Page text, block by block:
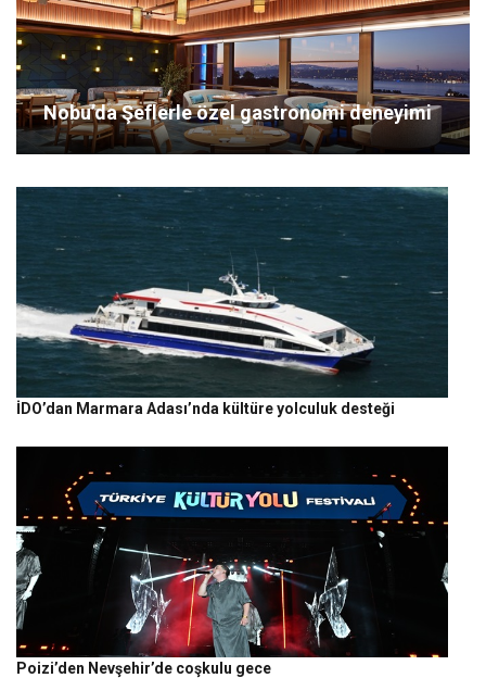
Nobu’da Şeflerle özel gastronomi deneyimi
İDO’dan Marmara Adası’nda kültüre yolculuk desteği
Poizi’den Nevşehir’de coşkulu gece